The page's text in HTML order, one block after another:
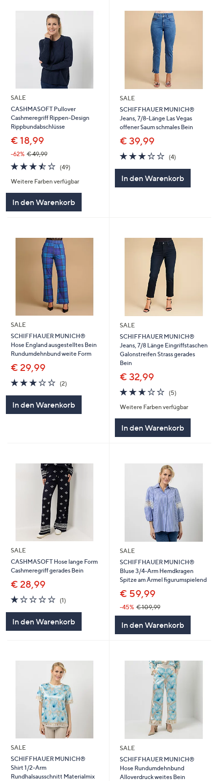
SALE
CASHMASOFT Pullover
Cashmeregriff Rippen-Design
Rippbundabschlüsse
€ 18,99
-62% € 49,99
3.5
von
5
(49)
Weitere Farben verfügbar
In den Warenkorb
SALE
SCHIFFHAUER MUNICH®
Jeans, 7/8-Länge Las Vegas
offener Saum schmales Bein
€ 39,99
3.2
von
5
(4)
In den Warenkorb
SALE
SCHIFFHAUER MUNICH®
Hose England ausgestelltes Bein
Rundumdehnbund weite Form
€ 29,99
3.0
von
(2)
In den Warenkorb
SALE
SCHIFFHAUER MUNICH®
Jeans, 7/8 Länge Eingriffstaschen
Galonstreifen Strass gerades
Bein
€ 32,99
2.6
von
5
(5)
Weitere Farben verfügbar
In den Warenkorb
SALE
CASHMASOFT Hose lange Form
Cashmeregriff gerades Bein
€ 28,99
1.0
von
(1)
In den Warenkorb
SALE
SCHIFFHAUER MUNICH®
Bluse 3/4-Arm Hemdkragen
Spitze am Ärmel figurumspielend
€ 59,99
-45% € 109,99
In den Warenkorb
SALE
SCHIFFHAUER MUNICH®
Shirt 1/2-Arm
Rundhalsausschnitt Materialmix
SALE
SCHIFFHAUER MUNICH®
Hose Rundumdehnbund
Alloverdruck weites Bein